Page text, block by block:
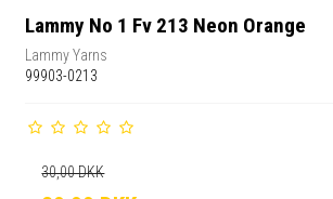
Lammy No 1 Fv 213 Neon Orange
Lammy Yarns
99903-0213
30,00 DKK